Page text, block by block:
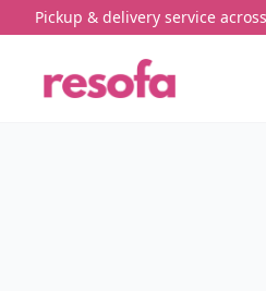
Pickup & delivery service